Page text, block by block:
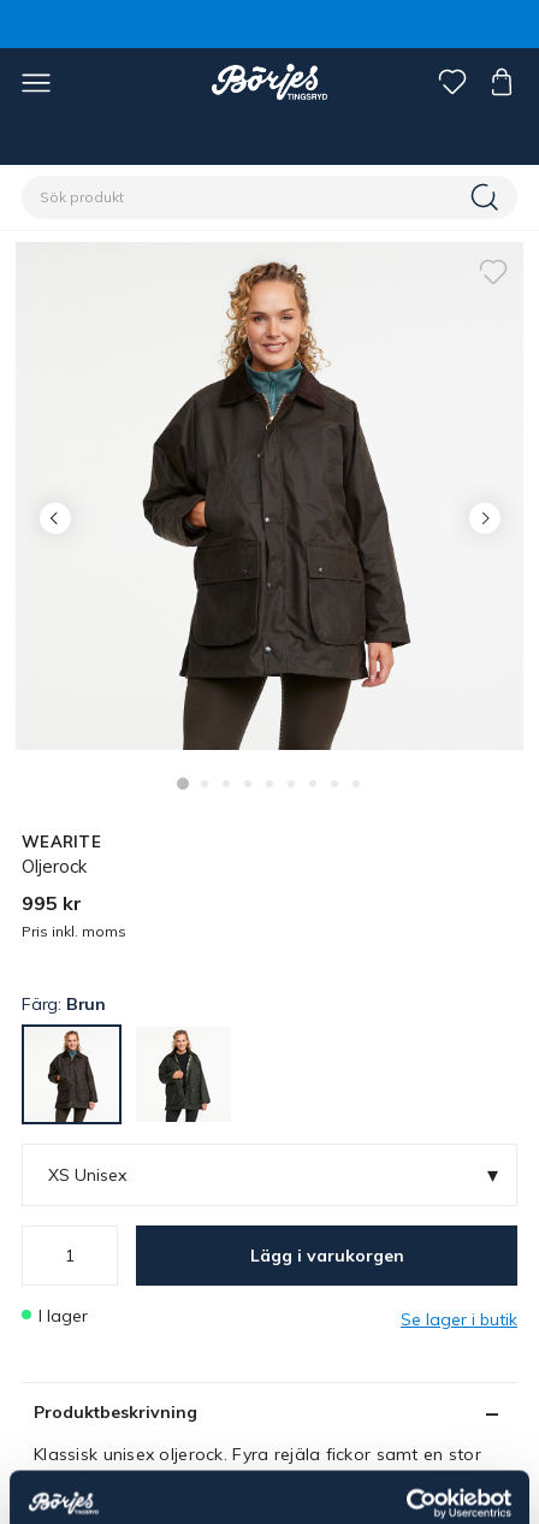
WEARITE
Oljerock
995 kr
Pris inkl. moms
Färg: Brun
XS Unisex ▾
Lägg i varukorgen
I lager Se lager i butik
Produktbeskrivning
Klassisk unisex oljerock. Fyra rejäla fickor samt en stor
mässingdragkedja. För vax till oljerock se art nr 1009.